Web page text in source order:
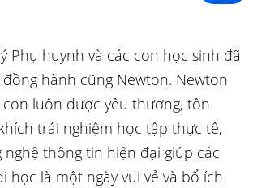
Phụ huynh và các con học sinh đã
hành cũng Newton. Newton
luôn được yêu thương, tôn
trải nghiệm học tập thực tế,
nghệ thông tin hiện đại giúp các
học là một ngày vui vẻ và bổ ích